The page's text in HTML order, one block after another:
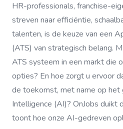
HR-professionals, franchise-
streven naar efficiëntie,
talenten, is de keuze van een
(ATS) van strategisch belang.
ATS systeem in een markt die
opties? En hoe zorgt u ervoor
de toekomst, met name op het
Intelligence (AI)? OnJobs duikt
toont hoe onze AI-gedreven